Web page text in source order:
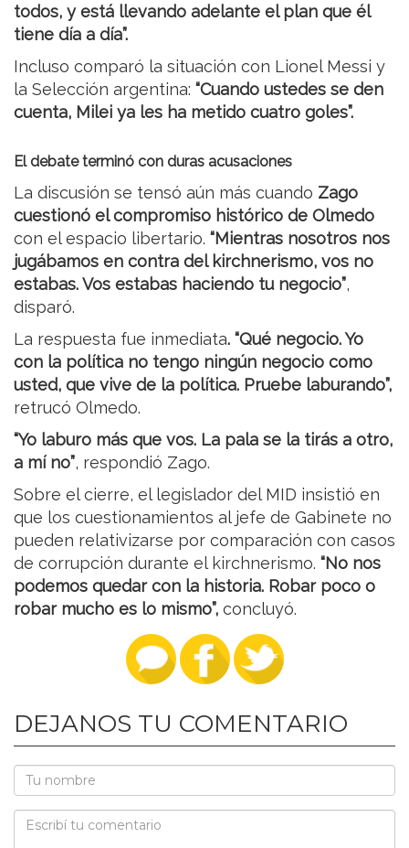
todos, y está llevando adelante el plan que él
tiene día a día”.
Incluso comparó la situación con Lionel Messi y
la Selección argentina: “Cuando ustedes se den
cuenta, Milei ya les ha metido cuatro goles”.
El debate terminó con duras acusaciones
La discusión se tensó aún más cuando Zago
cuestionó el compromiso histórico de Olmedo
con el espacio libertario. “Mientras nosotros nos
jugábamos en contra del kirchnerismo, vos no
estabas. Vos estabas haciendo tu negocio”,
disparó.
La respuesta fue inmediata. “Qué negocio. Yo
con la política no tengo ningún negocio como
usted, que vive de la política. Pruebe laburando”,
retrucó Olmedo.
“Yo laburo más que vos. La pala se la tirás a otro,
a mí no”, respondió Zago.
Sobre el cierre, el legislador del MID insistió en
que los cuestionamientos al jefe de Gabinete no
pueden relativizarse por comparación con casos
de corrupción durante el kirchnerismo. “No nos
podemos quedar con la historia. Robar poco o
robar mucho es lo mismo”, concluyó.
DEJANOS TU COMENTARIO